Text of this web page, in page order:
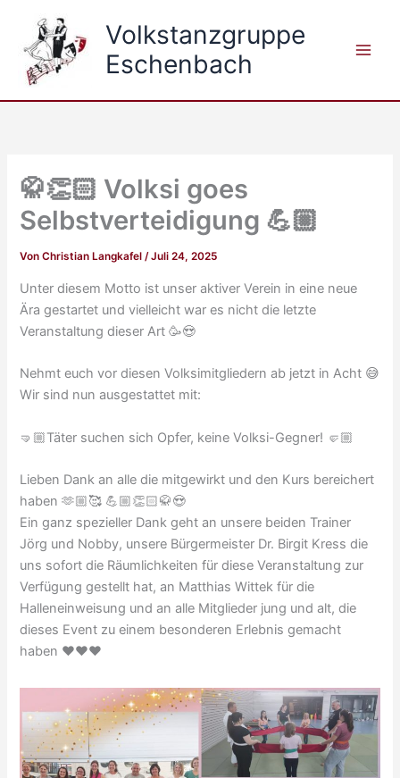
springen
Volkstanzgruppe
Eschenbach
🥋👏🏻 Volksi goes
Selbstverteidigung 💪🏼
VonChristian Langkafel/Juli 24, 2025
Unter diesem Motto ist unser aktiver Verein in eine neue
Ära gestartet und vielleicht war es nicht die letzte
Veranstaltung dieser Art 🥳😍
Nehmt euch vor diesen Volksimitgliedern ab jetzt in Acht 😅
Wir sind nun ausgestattet mit:
🤜🏼Täter suchen sich Opfer, keine Volksi-Gegner! 🤛🏼
Lieben Dank an alle die mitgewirkt und den Kurs bereichert
haben 🫶🏼🥰 💪🏼👏🏻🥋😍
Ein ganz spezieller Dank geht an unsere beiden Trainer
Jörg und Nobby, unsere Bürgermeister Dr. Birgit Kress die
uns sofort die Räumlichkeiten für diese Veranstaltung zur
Verfügung gestellt hat, an Matthias Wittek für die
Halleneinweisung und an alle Mitglieder jung und alt, die
dieses Event zu einem besonderen Erlebnis gemacht
haben ❤️❤️❤️